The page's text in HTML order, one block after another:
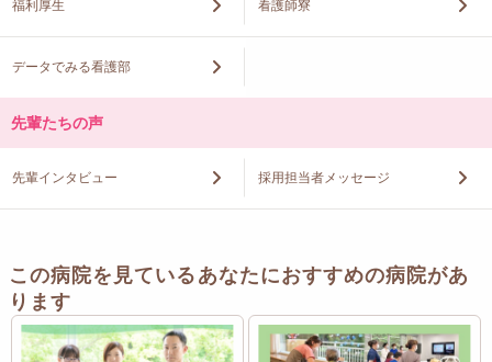
福利厚生 看護師寮
データでみる看護部
先輩たちの声
先輩インタビュー 採用担当者メッセージ
この病院を見ているあなたにおすすめの病院があ
ります